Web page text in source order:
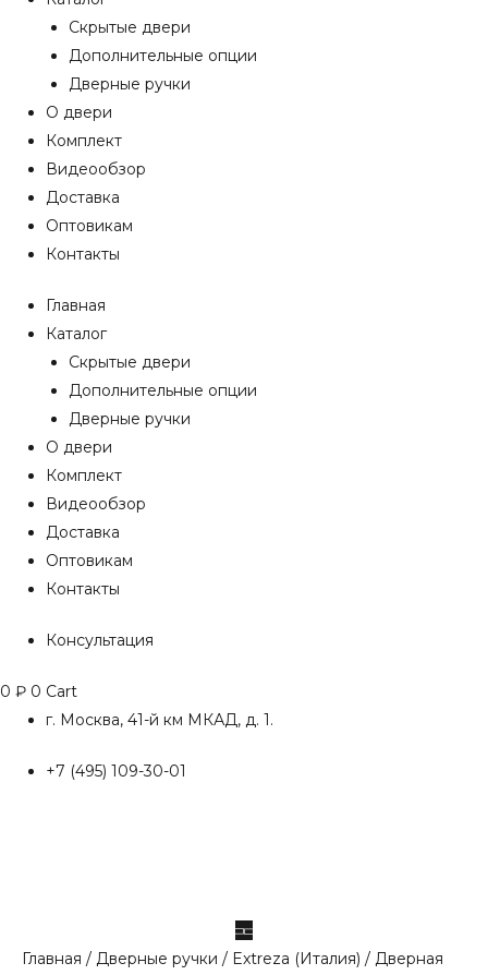
Скрытые двери
Дополнительные опции
Дверные ручки
О двери
Комплект
Видеообзор
Доставка
Оптовикам
Контакты
Главная
Каталог
Скрытые двери
Дополнительные опции
Дверные ручки
О двери
Комплект
Видеообзор
Доставка
Оптовикам
Контакты
Консультация
0 ₽ 0 Cart
г. Москва, 41-й км МКАД, д. 1.
+7 (495) 109-30-01
Главная / Дверные ручки / Extreza (Италия) / Дверная